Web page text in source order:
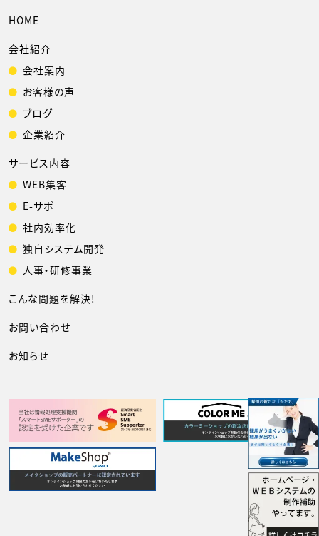
HOME
会社紹介
会社案内
お客様の声
ブログ
企業紹介
サービス内容
WEB集客
E-サポ
社内効率化
独自システム開発
人事・研修事業
こんな問題を解決!
お問い合わせ
お知らせ